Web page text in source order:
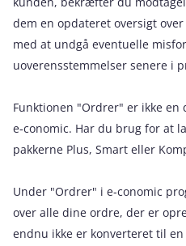
dem en opdateret oversigt
med at undgå eventuelle
uoverensstemmelser senere i
Funktionen "Ordrer" er ikke en
e‑conomic. Har du brug for at
pakkerne Plus, Smart eller
Under "Ordrer" i e‑conomic
over alle dine ordre, der er
endnu ikke er konverteret til